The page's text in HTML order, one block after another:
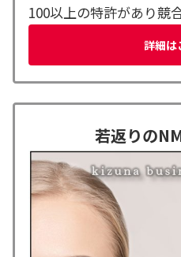
100以上の特許があり競
詳細は
若返りの